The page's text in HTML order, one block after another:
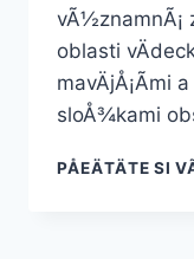
vÃ½znamnÃ¡
oblasti
sloÅ¾kami
PÅEÄTÄTE SI